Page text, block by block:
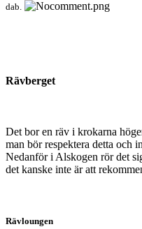
dab.
Rävberget
Det bor en räv i krokarna
man bör respektera detta och
Nedanför i Alskogen rör det
det kanske inte är att
Rävloungen